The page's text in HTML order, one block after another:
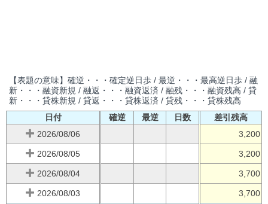
【表題の意味】確逆・・・確定逆日歩 / 最逆・・・最高逆日歩 / 融
新・・・融資新規 / 融返・・・融資返済 / 融残・・・融資残高 / 貸
新・・・貸株新規 / 貸返・・・貸株返済 / 貸残・・・貸株残高
日付
確逆 最逆 日数
差引残高
2026/08/06
3,200
2026/08/05 3,200
2026/08/04 3,700
2026/08/03
3,700